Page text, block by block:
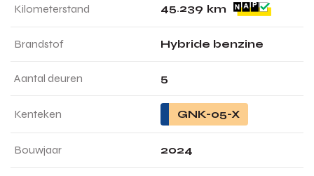
Kilometerstand 45.239 km
Brandstof Hybride benzine
Aantal deuren 5
Kenteken GNK-05-X
Bouwjaar 2024